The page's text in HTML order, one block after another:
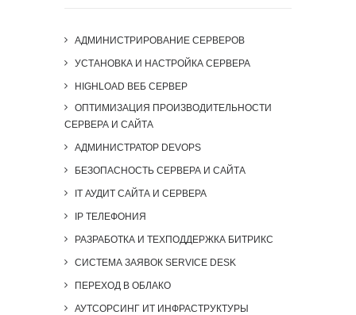
АДМИНИСТРИРОВАНИЕ СЕРВЕРОВ
УСТАНОВКА И НАСТРОЙКА СЕРВЕРА
HIGHLOAD ВЕБ СЕРВЕР
ОПТИМИЗАЦИЯ ПРОИЗВОДИТЕЛЬНОСТИ
СЕРВЕРА И САЙТА
АДМИНИСТРАТОР DEVOPS
БЕЗОПАСНОСТЬ СЕРВЕРА И САЙТА
IT АУДИТ САЙТА И СЕРВЕРА
IP ТЕЛЕФОНИЯ
РАЗРАБОТКА И ТЕХПОДДЕРЖКА БИТРИКС
СИСТЕМА ЗАЯВОК SERVICE DESK
ПЕРЕХОД В ОБЛАКО
АУТСОРСИНГ ИТ ИНФРАСТРУКТУРЫ